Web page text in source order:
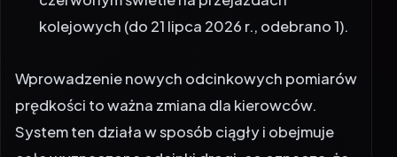
kolejowych (do 21 lipca 2026 r., odebrano 1).
prędkości to ważna zmiana dla kierowców.
System ten działa w sposób ciągły i obejmuje
całe wyznaczone odcinki drogi, co oznacza, że